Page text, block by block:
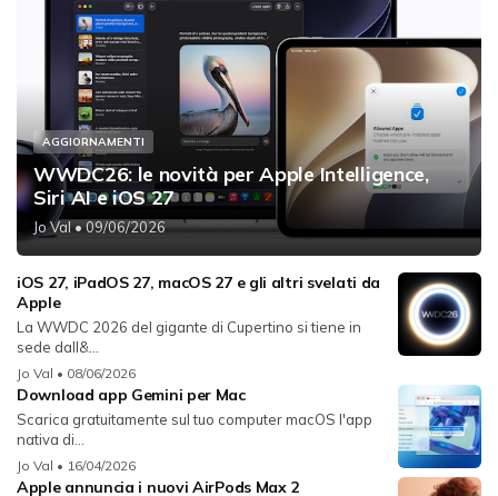
AGGIORNAMENTI
WWDC26: le novità per Apple Intelligence,
Siri AI e iOS 27
Jo Val• 09/06/2026
iOS 27, iPadOS 27, macOS 27 e gli altri svelati da
Apple
La WWDC 2026 del gigante di Cupertino si tiene in
sede dall&...
Jo Val • 08/06/2026
Download app Gemini per Mac
Scarica gratuitamente sul tuo computer macOS l'app
nativa di...
Jo Val • 16/04/2026
Apple annuncia i nuovi AirPods Max 2